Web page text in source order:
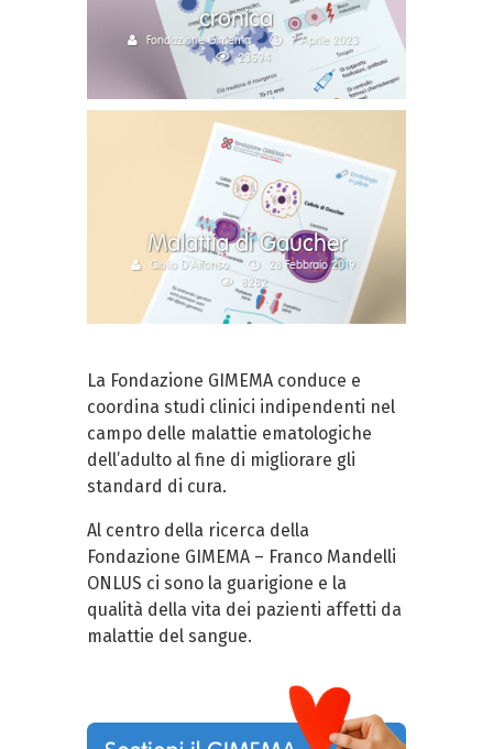
cronica
Fondazione Gimema
7 Aprile 2023
23594
Malattia di Gaucher
Giulio D'Alfonso
28 Febbraio 2019
8282
La Fondazione GIMEMA conduce e
coordina studi clinici indipendenti nel
campo delle malattie ematologiche
dell’adulto al fine di migliorare gli
standard di cura.
Al centro della ricerca della
Fondazione GIMEMA – Franco Mandelli
ONLUS ci sono la guarigione e la
qualità della vita dei pazienti affetti da
malattie del sangue.